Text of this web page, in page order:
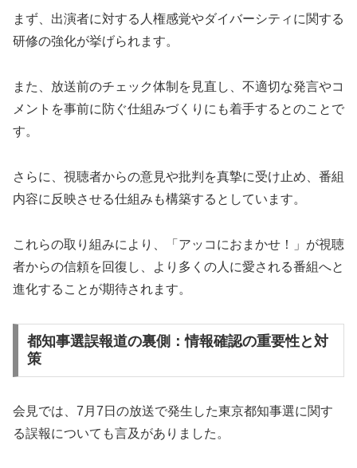
まず、出演者に対する人権感覚やダイバーシティに関する
研修の強化が挙げられます。
また、放送前のチェック体制を見直し、不適切な発言やコ
メントを事前に防ぐ仕組みづくりにも着手するとのことで
す。
さらに、視聴者からの意見や批判を真摯に受け止め、番組
内容に反映させる仕組みも構築するとしています。
これらの取り組みにより、「アッコにおまかせ！」が視聴
者からの信頼を回復し、より多くの人に愛される番組へと
進化することが期待されます。
都知事選誤報道の裏側：情報確認の重要性と対
策
会見では、7月7日の放送で発生した東京都知事選に関す
る誤報についても言及がありました。